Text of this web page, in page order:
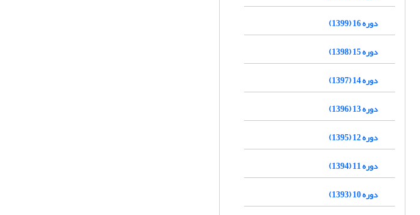
دوره 16 (1399)
دوره 15 (1398)
دوره 14 (1397)
دوره 13 (1396)
دوره 12 (1395)
دوره 11 (1394)
دوره 10 (1393)